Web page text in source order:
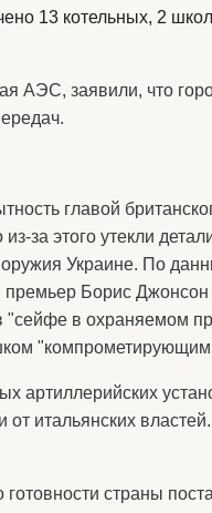
13 котельных, 2
АЭС, заявили, что
главой
за этого утекли
Украине. По
Борис Джонсон
в охраняемом
артиллерийских
итальянских
готовности страны